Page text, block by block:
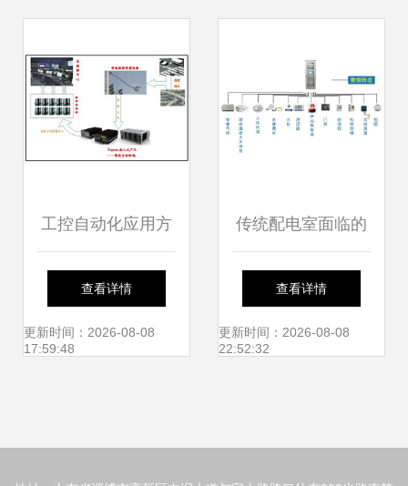
工控自动化应用方
案 topstart嵌入式
产品在智能道路监
查看详情
更新时间：2026-08-08
17:59:48
传统配电室面临的
挑战与智能控制系
统集成的解决方案
查看详情
更新时间：2026-08-08
22:52:32